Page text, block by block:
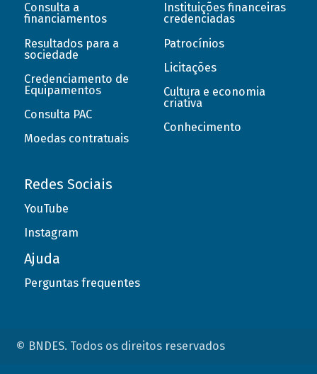
Consulta a
financiamentos
Resultados para a
sociedade
Credenciamento de
Equipamentos
Consulta PAC
Moedas contratuais
Instituições financeiras
credenciadas
Patrocínios
Licitações
Cultura e economia
criativa
Conhecimento
Redes Sociais
YouTube
Instagram
Ajuda
Perguntas frequentes
© BNDES. Todos os direitos reservados